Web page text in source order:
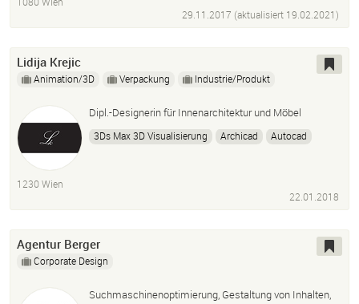
29.11.2017 (aktualisiert 19.02.2021)
Lidija Krejic
Animation/3D Verpackung Industrie/Produkt
Dipl.-Designerin für Innenarchitektur und Möbel
3Ds Max 3D Visualisierung Archicad
Autocad
1230 Wien
22.01.2018
Agentur Berger
Corporate Design
Suchmaschinenoptimierung, Gestaltung von Inhalten,